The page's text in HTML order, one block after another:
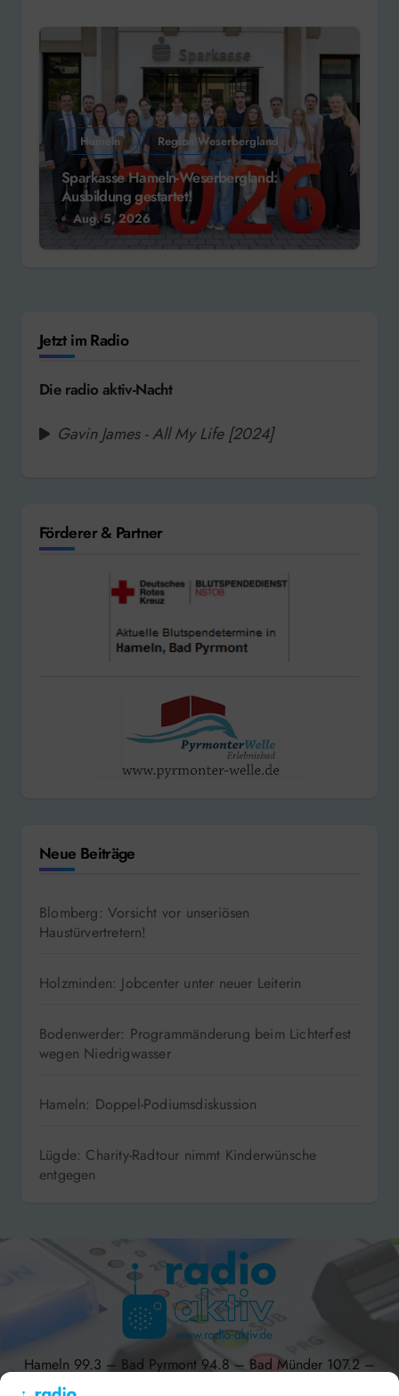
Hameln Region Weserbergland
Sparkasse Hameln-Weserbergland:
Ausbildung gestartet!
Aug. 5, 2026
Jetzt im Radio
Die radio aktiv-Nacht
Gavin James - All My Life [2024]
Förderer & Partner
Neue Beiträge
Blomberg: Vorsicht vor unseriösen
Haustürvertretern!
Holzminden: Jobcenter unter neuer Leiterin
Bodenwerder: Programmänderung beim Lichterfest
wegen Niedrigwasser
Hameln: Doppel-Podiumsdiskussion
Lügde: Charity-Radtour nimmt Kinderwünsche
entgegen
Hameln 99.3 – Bad Pyrmont 94.8 – Bad Münder 107.2 –
DAB+ 9C